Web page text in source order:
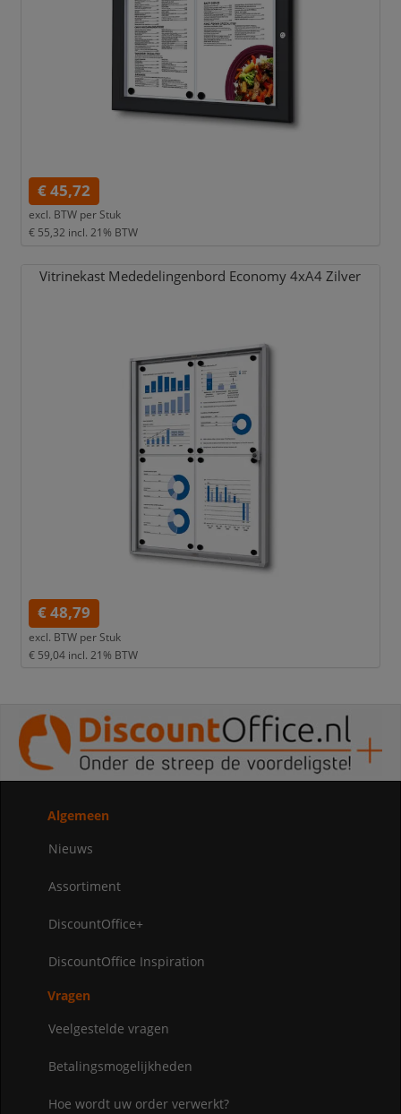
€ 45,72
excl. BTW per Stuk
€ 55,32 incl. 21% BTW
Vitrinekast Mededelingenbord Economy 4xA4 Zilver
€ 48,79
excl. BTW per Stuk
€ 59,04 incl. 21% BTW
Algemeen
Nieuws
Assortiment
DiscountOffice+
DiscountOffice Inspiration
Vragen
Veelgestelde vragen
Betalingsmogelijkheden
Hoe wordt uw order verwerkt?